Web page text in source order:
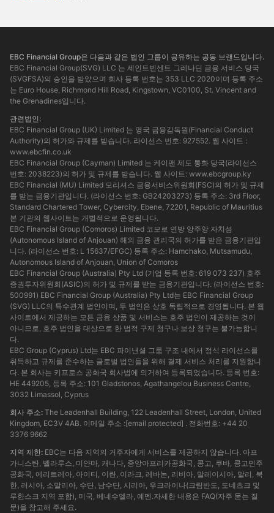
EBC Financial Group은 다음과 같은 법인 그룹이 공유하는 공동 브랜드입니다.
EBC Financial Group(SVG) LLC 는 세인트빈센트 그레나딘 금융 서비스 당국
(SVGFSA)의 승인을 받았으며 회사 등록 번호는 353 LLC 2020이며 등록 주소
는 Euro House, Richmond Hill Road, Kingstown, VC0100, St. Vincent and
the Grenadines입니다.
관련법인:
EBC Financial Group (UK) Limited 는 영국 금융감독원(Financial Conduct
Authority)의 허가와 규제를 받습니다. 라이선스 번호: 927552. 웹 사이트 :
www.ebcfin.co.uk
EBC Financial Group (Cayman) Limited 는 케이맨 제도 통화 당국(라이선스
번호: 2038223)의 허가 및 규제를 받습니다. 웹 사이트: www.ebcgroup.ky
EBC Financial (MU) Limited 모리셔스 금융서비스위원회(FSC)의 허가 및 규제
를 받는 금융기관입니다. (라이선스 번호: GB24203273) 등록 주소: 3rd Floor,
Standard Chartered Tower, Cybercity, Ebene, 72201, Republic of Mauritius
본 기관의 웹사이트는 개별적으로 운영됩니다.
EBC Financial Group (Comoros) Limited 코모로 연방 앙주앙 자치섬
(Autonomous Island of Anjouan) 해외 금융 관리국의 허가를 받은 금융기관입
니다. (라이선스 번호: L 15637/EFGC) 등록 주소: Hamchako, Mutsamudu,
Autonomous Island of Anjouan, Union of Comoros
EBC Financial Group (Australia) Pty Ltd (기업 등록 번호: 619 073 237) 호주
증권투자위원회(ASIC)의 허가 및 규제를 받는 금융기관입니다. (라이선스 번호:
500991) EBC Financial Group (Australia) Pty Ltd는 EBC Financial Group
(SVG) LLC의 특수관계 법인이며, 두 법인은 상호 독립적으로 경영됩니다. 본 웹
사이트에서 제공하는 모든 금융 상품 및 서비스는 호주 법인이 제공하는 것이
아니므로, 호주 법인을 대상으로 한 법적 구제 청구나 보상 청구는 불가능합니
다.
EBC Group (Cyprus) Ltd는 EBC 파이낸셜 그룹 구조 내에서 정식 라이선스를
취득하고 규제를 준수하는 글로벌 법인들을 위해 결제 서비스 처리를 지원합니
다. 본 회사는 키프로스 공화국 회사법에 의거하여 등록되었습니다. 등록 번호:
HE 449205, 등록 주소: 101 Gladstonos, Agathangelou Business Centre,
3032 Limassol, Cyprus
회사 주소: The Leadenhall Building, 122 Leadenhall Street, London, United
Kingdom, EC3V 4AB. 이메일 주소 :[email protected] . 전화번호: +44 20
3376 9662
지역 제한: EBC는 다음 지역의 거주자에게 서비스를 제공하지 않습니다. 아프
가니스탄, 벨라루스, 미얀마, 캐나다, 중앙아프리카공화국, 콩고, 쿠바, 콩고민주
공화국, 에리트레아, 아이티, 이란, 이라크, 레바논, 리비아, 말레이시아, 말리, 북
한, 러시아, 소말리아, 수단, 남수단, 시리아, 우크라이나(크림반도, 도네츠크 및
루한스크 지역 포함), 미국, 베네수엘라, 예멘.자세한 내용은 FAQ(자주 묻는 질
문)을 참고해 주세요.